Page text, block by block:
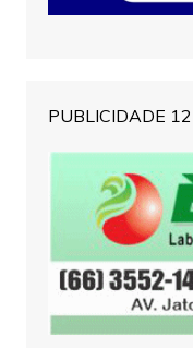
PUBLICIDADE 12